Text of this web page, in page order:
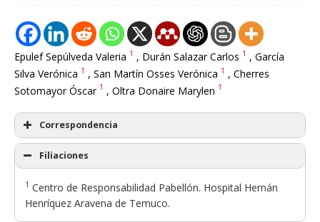
Epulef Sepúlveda Valeria 1 , Durán Salazar Carlos 1 , García
Silva Verónica 1 , San Martín Osses Verónica 1 , Cherres
Sotomayor Óscar 1 , Oltra Donaire Marylen 1
Correspondencia
Filiaciones
1 Centro de Responsabilidad Pabellón. Hospital Hernán
Henríquez Aravena de Temuco.